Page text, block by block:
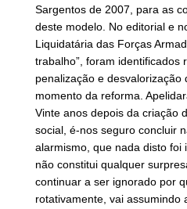
Sargentos de 2007, para as
deste modelo. No editorial e
Liquidatária das Forças
trabalho”, foram identificados
penalização e desvalorização
momento da reforma.
Vinte anos depois da criação
social, é-nos seguro concluir
alarmismo, que nada disto foi
não constitui qualquer
continuar a ser ignorado por
rotativamente, vai assumindo